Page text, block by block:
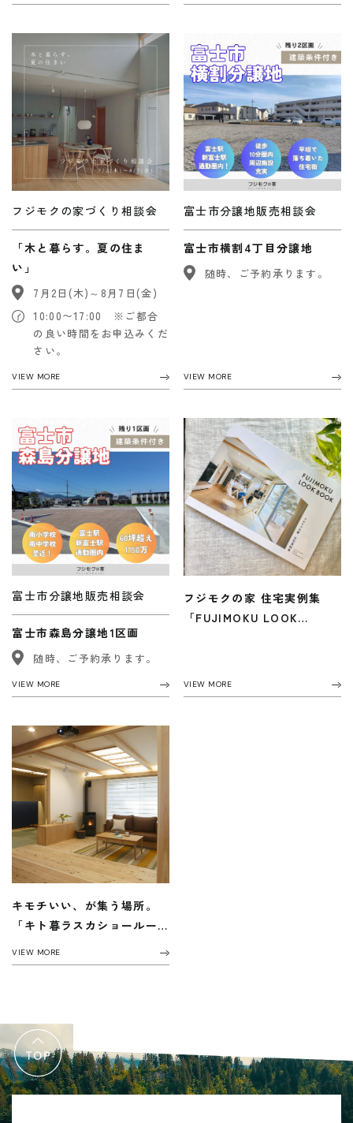
資料請求
REQUEST INFO
お問い合わせ
CONTACT
CONSULTATION
受付時間 9:00-18:00 火・水定休日
0545-63-0123
プライバシーポリシー
フジモクの家づくり相談会
「木と暮らす。夏の住ま
い」
7月2日(木)～8月7日(金)
10:00〜17:00 ※ご都合
の良い時間をお申込みくだ
さい。
VIEW MORE
富士市分譲地販売相談会
富士市横割4丁目分譲地
随時、ご予約承ります。
VIEW MORE
富士市分譲地販売相談会
富士市森島分譲地1区画
随時、ご予約承ります。
VIEW MORE
フジモクの家 住宅実例集
「FUJIMOKU LOOK
VIEW MORE
キモチいい、が集う場所。
「キト暮ラスカショールー
VIEW MORE